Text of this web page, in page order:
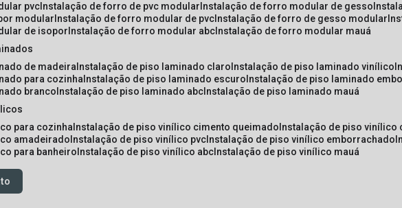
pvc instalação de forro de pvc modular instalação de forro modular de gesso
modular instalação de forro modular de pvc instalação de forro de gesso modular
de isopor instalação de forro modular abc instalação de forro modular mauá
de madeira instalação de piso laminado claro instalação de piso laminado vinílico
para cozinha instalação de piso laminado escuro instalação de piso laminado
branco instalação de piso laminado abc instalação de piso laminado mauá
para cozinha instalação de piso vinílico cimento queimado instalação de piso vinílico
amadeirado instalação de piso vinílico pvc instalação de piso vinílico emborrachado
para banheiro instalação de piso vinílico abc instalação de piso vinílico mauá